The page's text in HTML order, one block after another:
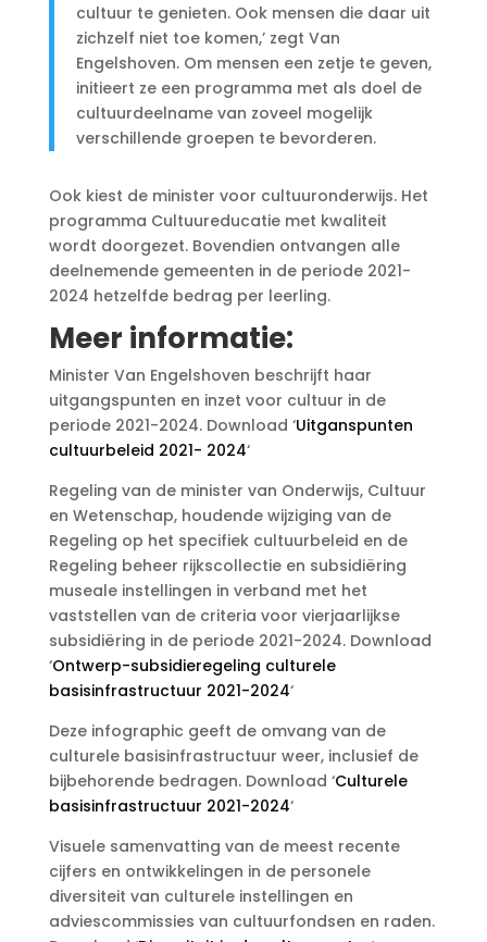
cultuur te genieten. Ook mensen die daar uit
zichzelf niet toe komen,’ zegt Van
Engelshoven. Om mensen een zetje te geven,
initieert ze een programma met als doel de
cultuurdeelname van zoveel mogelijk
verschillende groepen te bevorderen.
Ook kiest de minister voor cultuuronderwijs. Het
programma Cultuureducatie met kwaliteit
wordt doorgezet. Bovendien ontvangen alle
deelnemende gemeenten in de periode 2021-
2024 hetzelfde bedrag per leerling.
Meer informatie:
Minister Van Engelshoven beschrijft haar
uitgangspunten en inzet voor cultuur in de
periode 2021-2024. Download ‘Uitganspunten
cultuurbeleid 2021- 2024‘
Regeling van de minister van Onderwijs, Cultuur
en Wetenschap, houdende wijziging van de
Regeling op het specifiek cultuurbeleid en de
Regeling beheer rijkscollectie en subsidiëring
museale instellingen in verband met het
vaststellen van de criteria voor vierjaarlijkse
subsidiëring in de periode 2021-2024. Download
‘Ontwerp-subsidieregeling culturele
basisinfrastructuur 2021-2024‘
Deze infographic geeft de omvang van de
culturele basisinfrastructuur weer, inclusief de
bijbehorende bedragen. Download ‘Culturele
basisinfrastructuur 2021-2024‘
Visuele samenvatting van de meest recente
cijfers en ontwikkelingen in de personele
diversiteit van culturele instellingen en
adviescommissies van cultuurfondsen en raden.